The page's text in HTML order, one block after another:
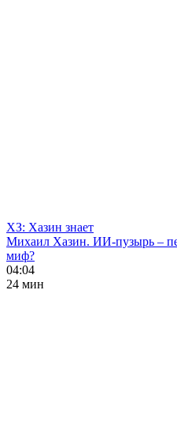
ХЗ: Хазин знает
Михаил Хазин. ИИ-пузырь –
миф?
04:04
24 мин